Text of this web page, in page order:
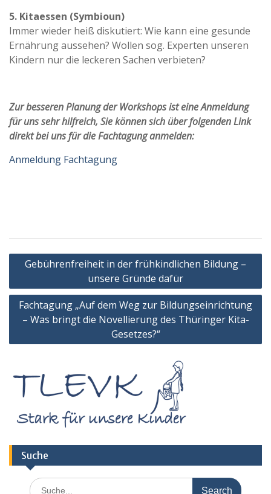
5. Kitaessen (Symbioun)
Immer wieder heiß diskutiert: Wie kann eine gesunde
Ernährung aussehen? Wollen sog. Experten unseren
Kindern nur die leckeren Sachen verbieten?
Zur besseren Planung der Workshops ist eine Anmeldung
für uns sehr hilfreich, Sie können sich über folgenden Link
direkt bei uns für die Fachtagung anmelden:
Anmeldung Fachtagung
Beitragsnavigation
Gebührenfreiheit in der frühkindlichen Bildung –
unsere Gründe dafür
Fachtagung „Auf dem Weg zur Bildungseinrichtung
– Was bringt die Novellierung des Thüringer Kita-
Gesetzes?“
Suche
Search